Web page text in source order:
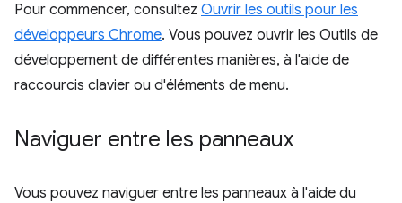
Pour commencer, consultez Ouvrir les outils pour les
développeurs Chrome. Vous pouvez ouvrir les Outils de
développement de différentes manières, à l'aide de
raccourcis clavier ou d'éléments de menu.
Naviguer entre les panneaux
Vous pouvez naviguer entre les panneaux à l'aide du